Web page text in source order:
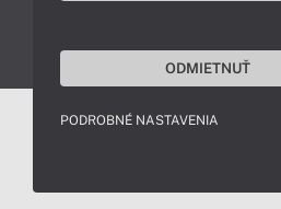
DELL-SHOP © 2011 - 2026
ODMIETNUŤ
PODROBNÉ NASTAVENIA